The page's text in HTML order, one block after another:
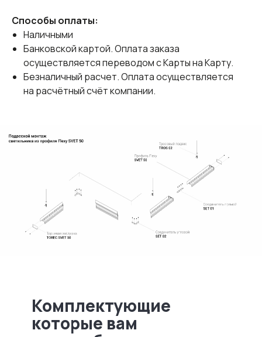
Способы оплаты:
Наличными
Банковской картой. Оплата заказа
осуществляется переводом с Карты на Карту.
Безналичный расчет. Оплата осуществляется
на расчётный счёт компании.
Комплектующие
которые вам